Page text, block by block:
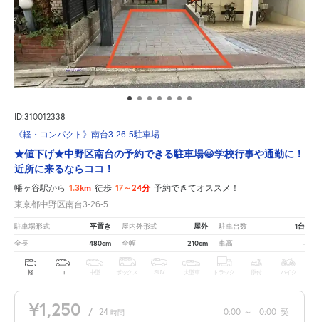
ID:310012338
《軽・コンパクト》南台3-26-5駐車場
★値下げ★中野区南台の予約できる駐車場😃学校行事や通勤に！
近所に来るならココ！
幡ヶ谷駅から 1.3km 徒歩 17～24分 予約できてオススメ！
東京都中野区南台3-26-5
駐車場形式 平置き 屋内外形式 屋外 駐車台数 1台
全長 480cm 全幅 210cm 車高 -
軽 コ 中型 ボックス SUV 大型車 トラック 原付 バイク
¥1,250 / 24 時間 0:00 ～ 0:00 契